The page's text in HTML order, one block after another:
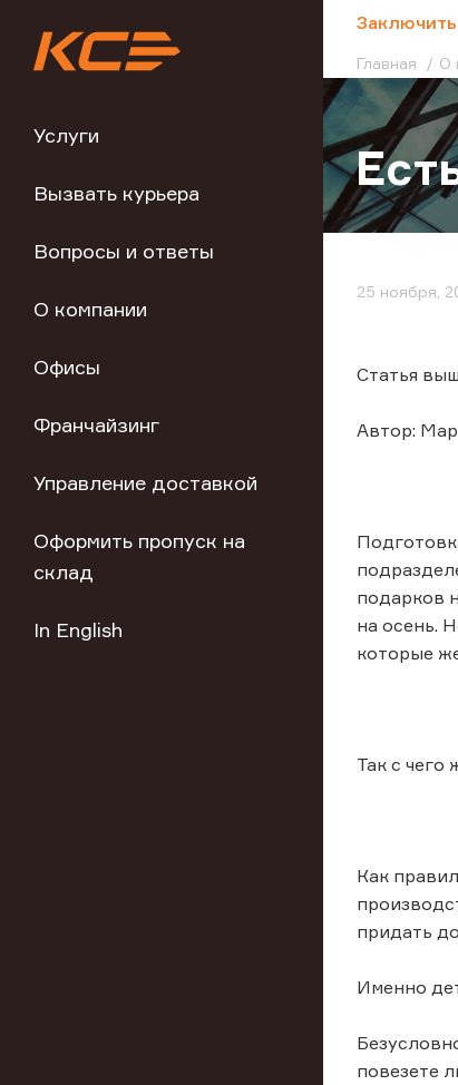
Услуги
Вызвать курьера
Вопросы и ответы
О компании
Офисы
Франчайзинг
Управление доставкой
Оформить пропуск на
склад
In English
Главная О
25 ноября,
Статья
Автор:
подарков
на осень.
которые
Так с чего
Как
придать
Именно
повезете